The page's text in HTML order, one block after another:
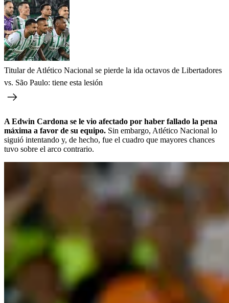
Titular de Atlético Nacional se pierde la ida octavos de Libertadores
vs. São Paulo: tiene esta lesión
A Edwin Cardona se le vio afectado por haber fallado la pena
máxima a favor de su equipo. Sin embargo, Atlético Nacional lo
siguió intentando y, de hecho, fue el cuadro que mayores chances
tuvo sobre el arco contrario.